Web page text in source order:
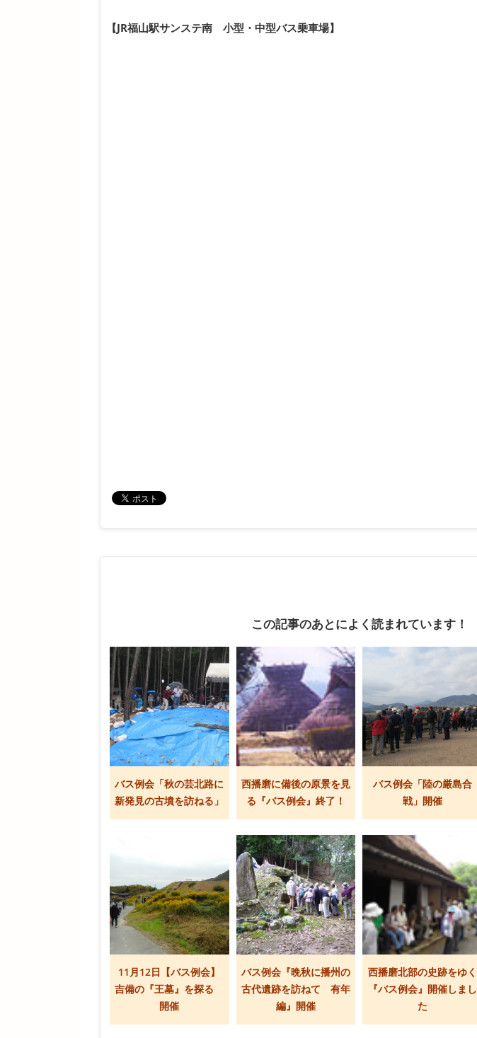
【JR福山駅サンステ南 小型・中型バス乗車場】
この記事のあとによく読まれています！
バス例会「秋の芸北路に
新発見の古墳を訪ねる」
西播磨に備後の原景を見
る『バス例会』終了！
バス例会「陸の厳島合
戦」開催
11月12日【バス例会】
吉備の『王墓』を探る
開催
バス例会『晩秋に播州の
古代遺跡を訪ねて 有年
編』開催
西播磨北部の史跡をゆく
『バス例会』開催しまし
た